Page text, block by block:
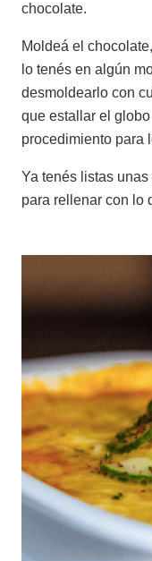
chocolate.
Moldeá el
lo tenés en algún
desmoldearlo con
que estallar el
procedimiento para
Ya tenés listas
para rellenar con lo